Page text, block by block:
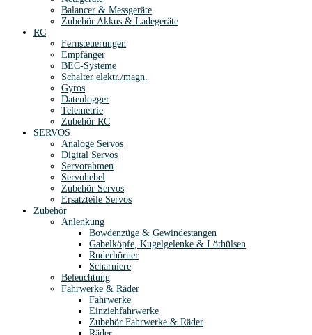
Balancer & Messgeräte
Zubehör Akkus & Ladegeräte
RC
Fernsteuerungen
Empfänger
BEC-Systeme
Schalter elektr./magn.
Gyros
Datenlogger
Telemetrie
Zubehör RC
SERVOS
Analoge Servos
Digital Servos
Servorahmen
Servohebel
Zubehör Servos
Ersatzteile Servos
Zubehör
Anlenkung
Bowdenzüge & Gewindestangen
Gabelköpfe, Kugelgelenke & Löthülsen
Ruderhörner
Scharniere
Beleuchtung
Fahrwerke & Räder
Fahrwerke
Einziehfahrwerke
Zubehör Fahrwerke & Räder